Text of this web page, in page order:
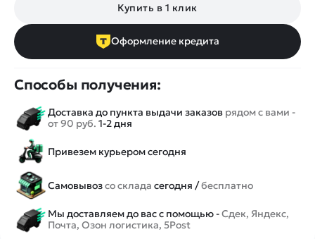
Купить в 1 клик
Оформление кредита
Способы получения:
Доставка до пункта выдачи заказов рядом с вами -
от 90 руб. 1-2 дня
Привезем курьером сегодня
Самовывозсо склада сегодня /бесплатно
Мы доставляем до вас с помощью -Сдек, Яндекс,
Почта, Озон логистика, 5Post